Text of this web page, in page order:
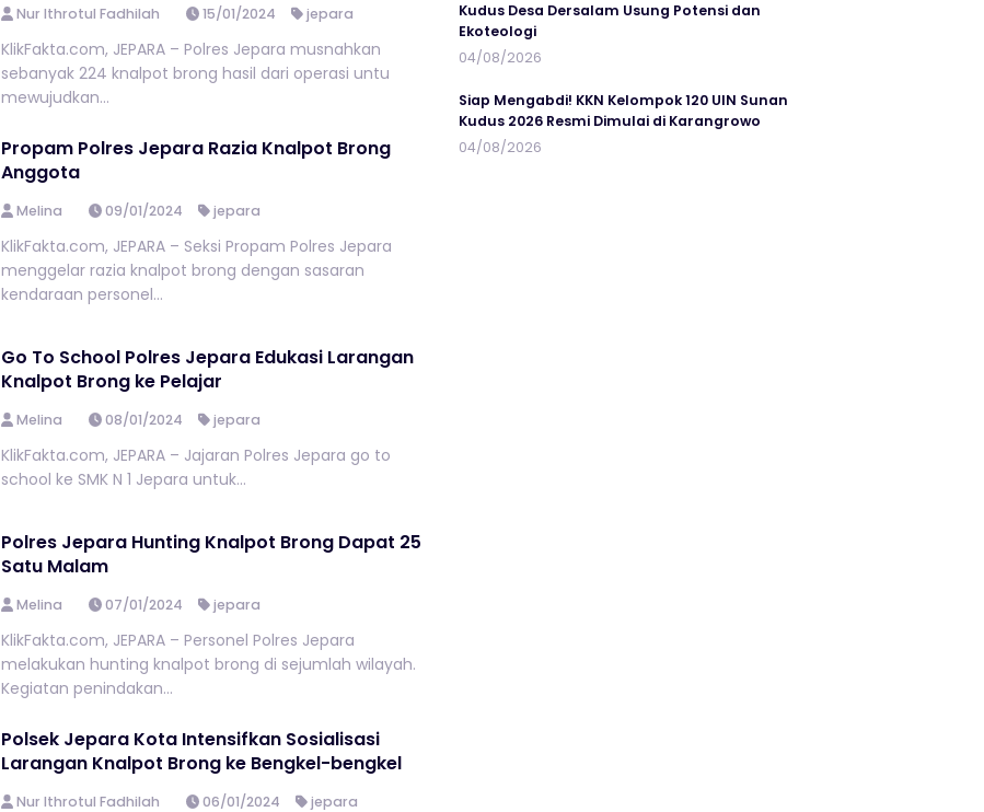
Nur Ithrotul Fadhilah 15/01/2024 jepara
KlikFakta.com, JEPARA – Polres Jepara musnahkan
sebanyak 224 knalpot brong hasil dari operasi untu
mewujudkan...
Propam Polres Jepara Razia Knalpot Brong
Anggota
Melina 09/01/2024 jepara
KlikFakta.com, JEPARA – Seksi Propam Polres Jepara
menggelar razia knalpot brong dengan sasaran
kendaraan personel...
Go To School Polres Jepara Edukasi Larangan
Knalpot Brong ke Pelajar
Melina 08/01/2024 jepara
KlikFakta.com, JEPARA – Jajaran Polres Jepara go to
school ke SMK N 1 Jepara untuk...
Polres Jepara Hunting Knalpot Brong Dapat 25
Satu Malam
Melina 07/01/2024 jepara
KlikFakta.com, JEPARA – Personel Polres Jepara
melakukan hunting knalpot brong di sejumlah wilayah.
Kegiatan penindakan...
Polsek Jepara Kota Intensifkan Sosialisasi
Larangan Knalpot Brong ke Bengkel-bengkel
Nur Ithrotul Fadhilah 06/01/2024 jepara
Kudus Desa Dersalam Usung Potensi dan
Ekoteologi
04/08/2026
Siap Mengabdi! KKN Kelompok 120 UIN Sunan
Kudus 2026 Resmi Dimulai di Karangrowo
04/08/2026